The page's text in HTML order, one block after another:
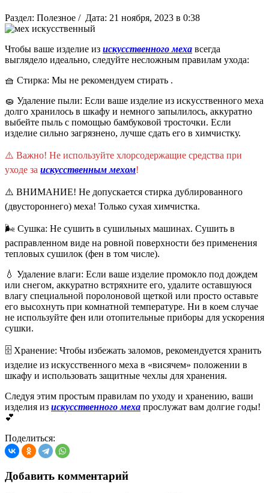
Раздел: Полезное / Дата: 21 ноября, 2023 в 0:38
Чтобы ваше изделие из искусственного меха всегда
выглядело идеально, следуйте несложным правилам ухода:
🧺 Стирка: Мы не рекомендуем стирать .
🧽 Удаление пыли: Если ваше изделие из искусственного меха
долго хранилось в шкафу и немного запылилось, аккуратно
выбейте пыль с помощью бамбуковой тросточки. Если
изделие сильно загрязнено, лучше сдать его в химчистку.
⚠️ Важно! Не используйте хлорсодержащие средства при
уходе за искусственным мехом!
⚠️ ВНИМАНИЕ! Не допускается стирка дублированного
(двустороннего) меха! Только сухая химчистка.
🌬️ Сушка: Не сушить в сушильных машинах. Сушить в
расправленном виде на ровной поверхности без применения
тепловых сушилок (фен в том числе).
💧 Удаление влаги: Если ваше изделие промокло под дождем
или снегом, аккуратно встряхните его, удалите оставшуюся
влагу специальной поролоновой щеткой или просто оставьте
его высохнуть при комнатной температуре. Ни в коем случае
не используйте фен или отопительные приборы для ускорения
сушки.
🗄️ Хранение: Чтобы избежать заломов, рекомендуется хранить
изделие из искусственного меха в «висячем» положении в
шкафу и использовать защитные чехлы для хранения.
Следуя этим простым правилам по уходу и хранению, ваши
изделия из искусственного меха прослужат вам долгие годы!
💕
Поделиться:
Добавить комментарий